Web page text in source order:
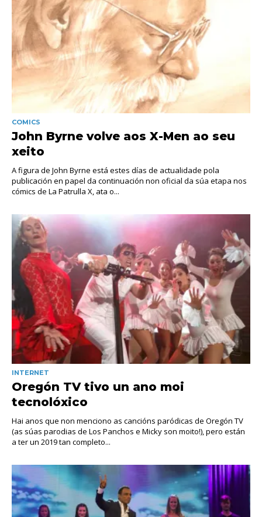
COMICS
John Byrne volve aos X-Men ao seu
xeito
A figura de John Byrne está estes días de actualidade pola
publicación en papel da continuación non oficial da súa etapa nos
cómics de La Patrulla X, ata o...
INTERNET
Oregón TV tivo un ano moi
tecnolóxico
Hai anos que non menciono as cancións paródicas de Oregón TV
(as súas parodias de Los Panchos e Micky son moito!), pero están
a ter un 2019 tan completo...